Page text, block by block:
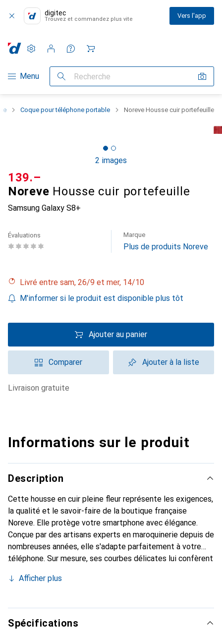
digitec
Trouvez et commandez plus vite Vers l'app
Navigation par catégorie
Menu Recherche
Paramètres
Compte client
Listes de comparaison
Listes d'envies
Panier
Coque pour téléphone portable Noreve Housse cuir portefeuille
2 images
Noreve Housse cuir portefeuille
Samsung Galaxy S8+
CHF
139.–
Évaluations Marque
Plus de produits Noreve
Livré entre sam, 26/9 et mer, 14/10
M'informer si le produit est disponible plus tôt
Ajouter au panier
Comparer Ajouter à la liste
livraison gratuite
Informations sur le produit
Description
Cette housse en cuir pleine fleur représente les exigences,
la qualité et le savoir-faire de la boutique française
Noreve. Elle protège votre smartphone avec élégance.
Conçue par des artisans experts en maroquinerie depuis de
nombreuses années, elle s'adapte parfaitement à votre
téléphone. Sur mesure, ses courbes délicates lui confèrent
et indispensable pour votre smartphone. Reconnaître
marque Noreve est un choix sûr pour une clientèle
exigeante.
Afficher plus
Spécifications